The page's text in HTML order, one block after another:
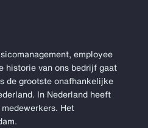
employee
historie van ons bedrijf gaat
de grootste onafhankelijke
In Nederland heeft
Het